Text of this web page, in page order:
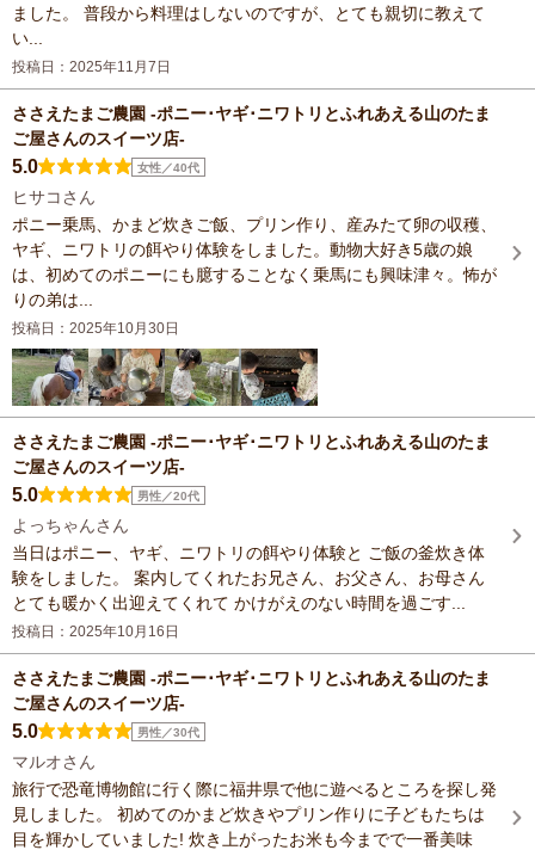
ました。 普段から料理はしないのですが、とても親切に教えて
い...
投稿日：2025年11月7日
ささえたまご農園 -ポニー･ヤギ･ニワトリとふれあえる山のたま
ご屋さんのスイーツ店-
5.0 女性／40代
ヒサコさん
ポニー乗馬、かまど炊きご飯、プリン作り、産みたて卵の収穫、
ヤギ、ニワトリの餌やり体験をしました。動物大好き5歳の娘
は、初めてのポニーにも臆することなく乗馬にも興味津々。怖が
りの弟は...
投稿日：2025年10月30日
ささえたまご農園 -ポニー･ヤギ･ニワトリとふれあえる山のたま
ご屋さんのスイーツ店-
5.0 男性／20代
よっちゃんさん
当日はポニー、ヤギ、ニワトリの餌やり体験と ご飯の釜炊き体
験をしました。 案内してくれたお兄さん、お父さん、お母さん
とても暖かく出迎えてくれて かけがえのない時間を過ごす...
投稿日：2025年10月16日
ささえたまご農園 -ポニー･ヤギ･ニワトリとふれあえる山のたま
ご屋さんのスイーツ店-
5.0 男性／30代
マルオさん
旅行で恐竜博物館に行く際に福井県で他に遊べるところを探し発
見しました。 初めてのかまど炊きやプリン作りに子どもたちは
目を輝かしていました! 炊き上がったお米も今までで一番美味